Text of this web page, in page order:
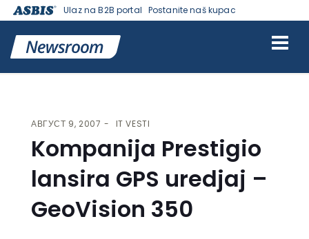
Ulaz na B2B portal Postanite naš kupac
GPS UREDJAJ – GEOVISION 350
АВГУСТ 9, 2007 IT VESTI
Kompanija Prestigio
lansira GPS uredjaj –
GeoVision 350